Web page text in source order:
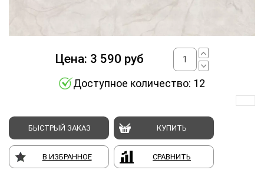
Цена: 3 590 руб
Доступное количество: 12
БЫСТРЫЙ ЗАКАЗ КУПИТЬ
В ИЗБРАННОЕ СРАВНИТЬ